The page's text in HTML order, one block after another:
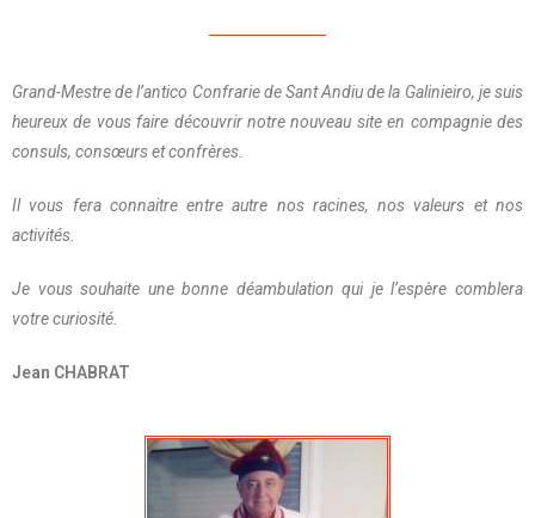
Grand-Mestre de l’antico Confrarie de Sant Andiu de la Galinieiro, je suis
heureux de vous faire découvrir notre nouveau site en compagnie des
consuls, consœurs et confrères.
Il vous fera connaitre entre autre nos racines, nos valeurs et nos
activités.
Je vous souhaite une bonne déambulation qui je l’espère comblera
votre curiosité.
Jean CHABRAT